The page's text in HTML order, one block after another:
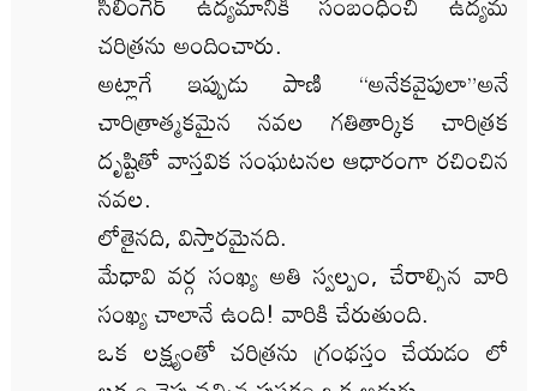
చరిత్రను అందించారు.
అట్లాగే ఇప్పుడు పాణి “అనేకవైపులా”అనే
చారిత్రాత్మకమైన నవల గతితార్కిక చారిత్రక
దృష్టితో వాస్తవిక సంఘటనల ఆధారంగా రచించిన
నవల.
లోతైనది, విస్తారమైనది.
మేధావి వర్గ సంఖ్య అతి స్వల్పం, చేరాల్సిన వారి
సంఖ్య చాలానే ఉంది! వారికి చేరుతుంది.
ఒక లక్ష్యంతో చరిత్రను గ్రంథస్తం చేయడం లో